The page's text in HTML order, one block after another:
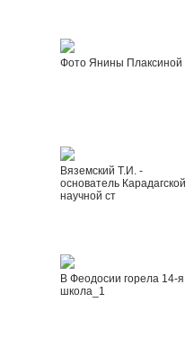
Фото Янины Плаксиной
Вяземский Т.И. -
основатель Карадагской
научной ст
В Феодосии горела 14-я
школа_1